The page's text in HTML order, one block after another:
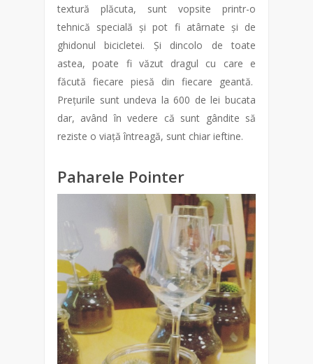
textură plăcuta, sunt vopsite printr-o
tehnică specială și pot fi atârnate și de
ghidonul bicicletei. Și dincolo de toate
astea, poate fi văzut dragul cu care e
făcută fiecare piesă din fiecare geantă.
Prețurile sunt undeva la 600 de lei bucata
dar, având în vedere că sunt gândite să
reziste o viață întreagă, sunt chiar ieftine.
Paharele Pointer